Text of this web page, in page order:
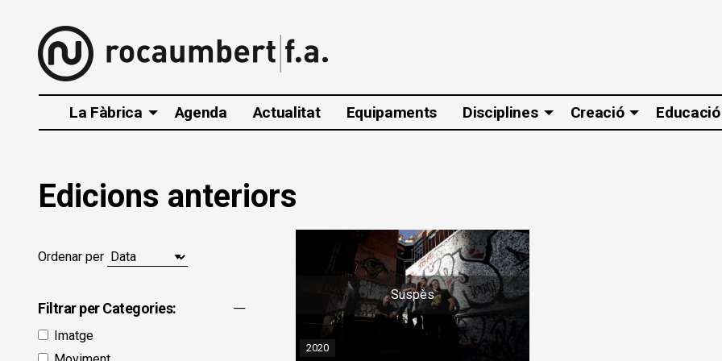
La Fàbrica Agenda Actualitat Equipaments Disciplines Creació Educació
Edicions anteriors
Suspès
2020
Ordenar per
Filtrar per Categories:
Imatge